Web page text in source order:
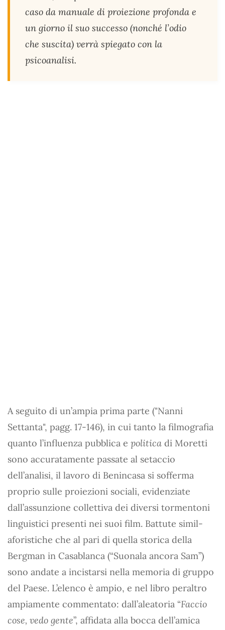
caso da manuale di proiezione profonda e
un giorno il suo successo (nonché l’odio
che suscita) verrà spiegato con la
psicoanalisi.
A seguito di un’ampia prima parte ("Nanni
Settanta", pagg. 17-146), in cui tanto la filmografia
quanto l’influenza pubblica e politica di Moretti
sono accuratamente passate al setaccio
dell’analisi, il lavoro di Benincasa si sofferma
proprio sulle proiezioni sociali, evidenziate
dall’assunzione collettiva dei diversi tormentoni
linguistici presenti nei suoi film. Battute simil-
aforistiche che al pari di quella storica della
Bergman in Casablanca (“Suonala ancora Sam”)
sono andate a incistarsi nella memoria di gruppo
del Paese. L’elenco è ampio, e nel libro peraltro
ampiamente commentato: dall’aleatoria “Faccio
cose, vedo gente”, affidata alla bocca dell’amica